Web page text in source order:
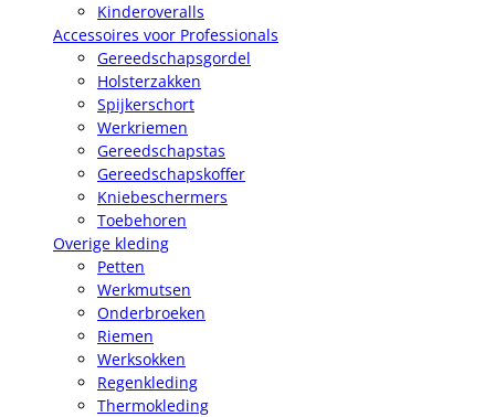
Kinderoveralls
Accessoires voor Professionals
Gereedschapsgordel
Holsterzakken
Spijkerschort
Werkriemen
Gereedschapstas
Gereedschapskoffer
Kniebeschermers
Toebehoren
Overige kleding
Petten
Werkmutsen
Onderbroeken
Riemen
Werksokken
Regenkleding
Thermokleding